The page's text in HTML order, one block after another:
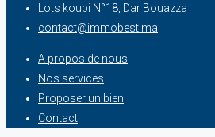
Lots koubi N°18, Dar Bouazza
contact@immobest.ma
A propos de nous
Nos services
Proposer un bien
Contact